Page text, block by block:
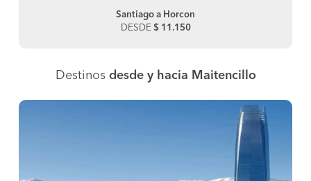
Santiago a Horcon
DESDE $ 11.150
Destinos desde y hacia Maitencillo